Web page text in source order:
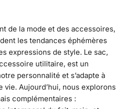
de la mode et des accessoires,
les tendances éphémères
expressions de style. Le sac,
utilitaire, est un
personnalité et s’adapte à
vie. Aujourd’hui, nous explorons
complémentaires :